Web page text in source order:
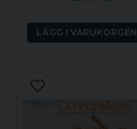
LÄGG I VARUKORGEN